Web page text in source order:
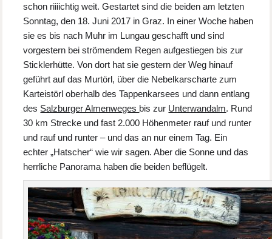
schon riiiichtig weit. Gestartet sind die beiden am letzten
Sonntag, den 18. Juni 2017 in Graz. In einer Woche haben
sie es bis nach Muhr im Lungau geschafft und sind
vorgestern bei strömendem Regen aufgestiegen bis zur
Sticklerhütte. Von dort hat sie gestern der Weg hinauf
geführt auf das Murtörl, über die Nebelkarscharte zum
Karteistörl oberhalb des Tappenkarsees und dann entlang
des Salzburger Almenweges bis zur Unterwandalm. Rund
30 km Strecke und fast 2.000 Höhenmeter rauf und runter
und rauf und runter – und das an nur einem Tag. Ein
echter „Hatscher“ wie wir sagen. Aber die Sonne und das
herrliche Panorama haben die beiden beflügelt.